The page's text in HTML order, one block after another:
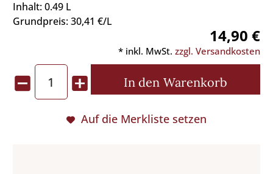
Inhalt: 0.49 L
Grundpreis: 30,41 €/L
14,90 €
* inkl. MwSt.zzgl. Versandkosten
In den Warenkorb
Auf die Merkliste setzen